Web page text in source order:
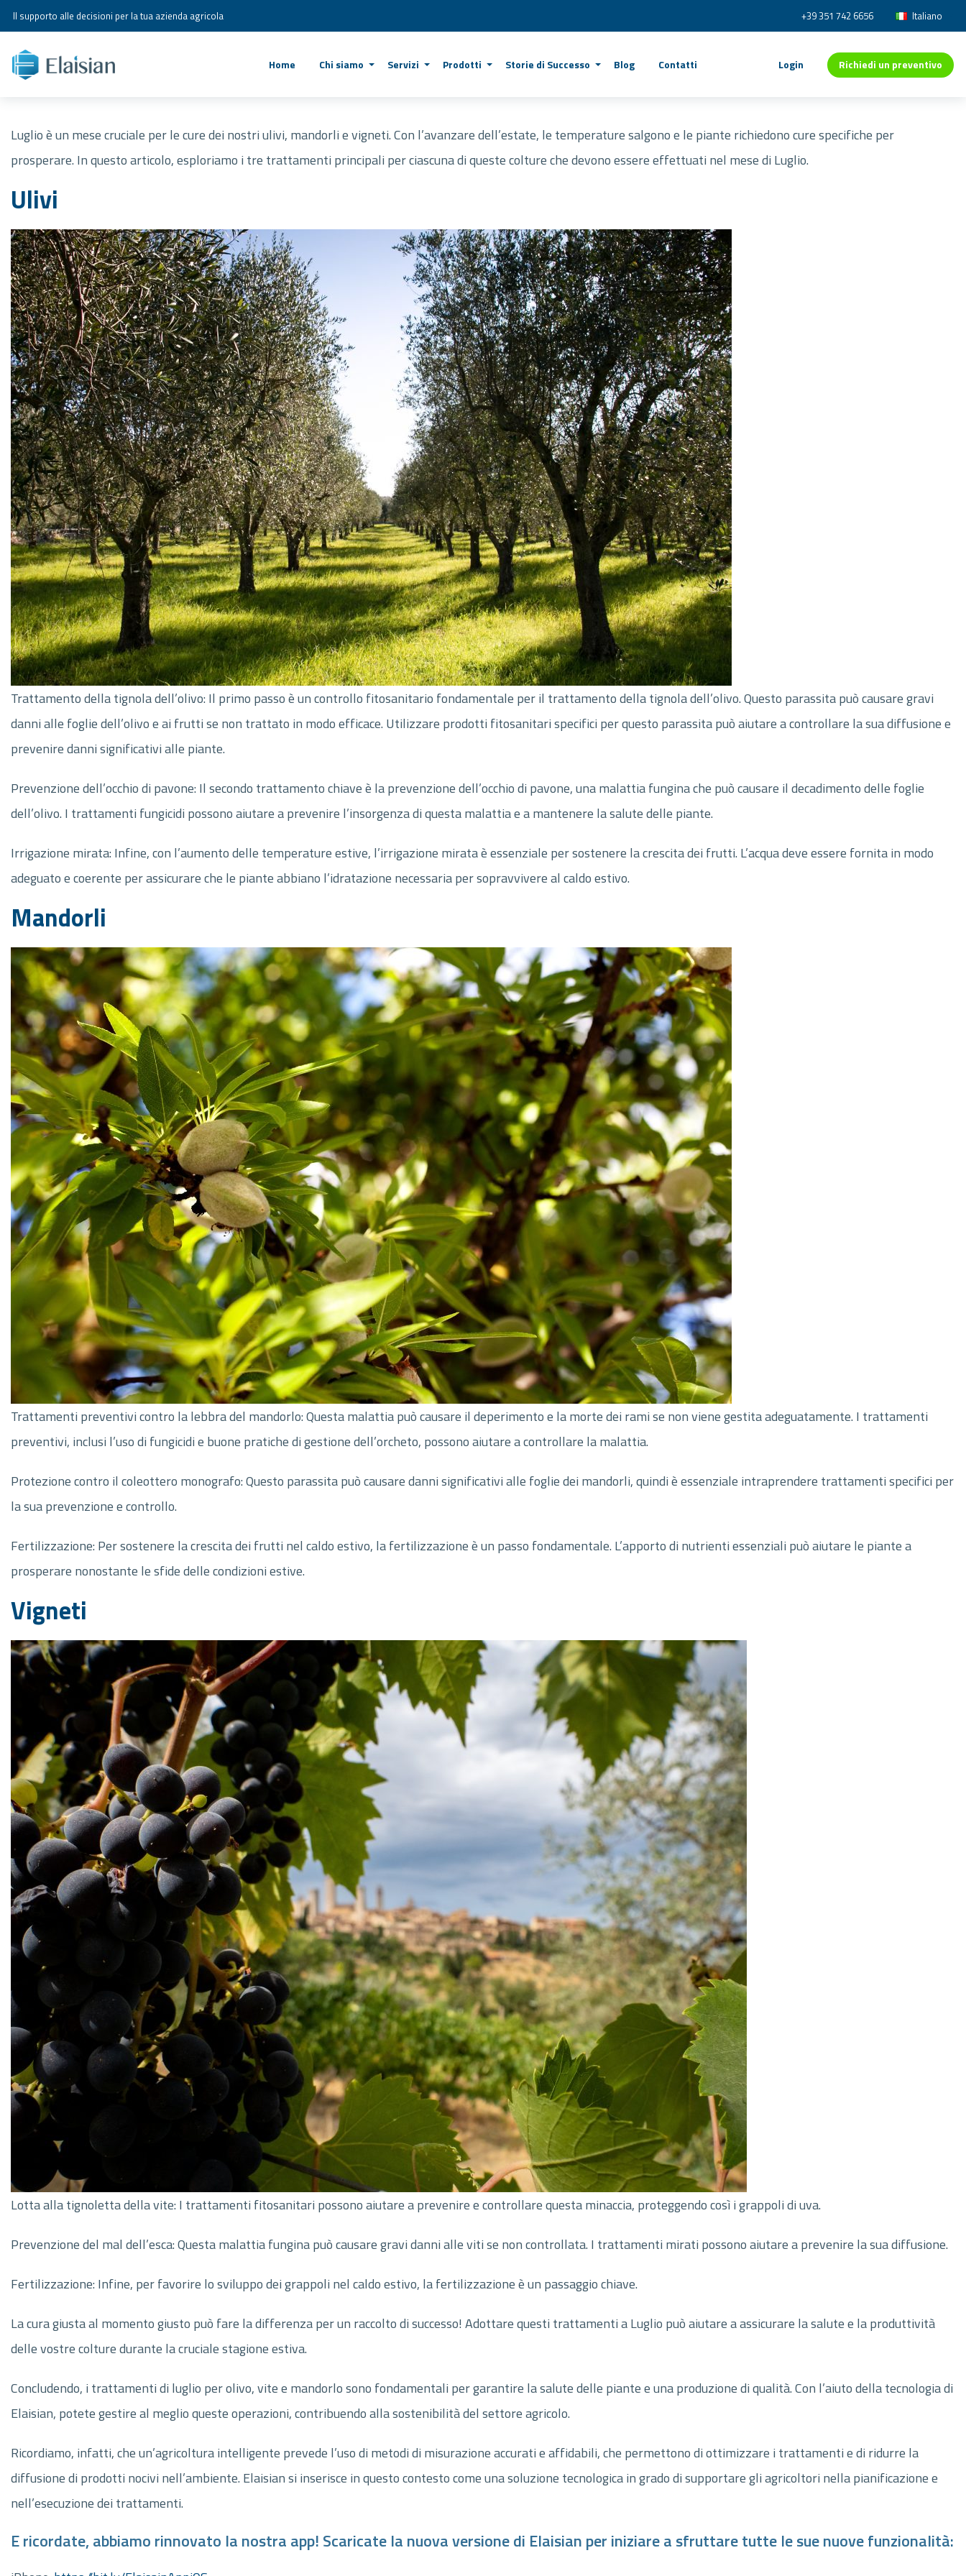
Il supporto alle decisioni per la tua azienda agricola +39 351 742 6656 Italiano
Home Chi siamo Servizi Prodotti Storie di Successo Blog Contatti Login Richiedi un preventivo
Luglio è un mese cruciale per le cure dei nostri ulivi, mandorli e vigneti. Con l’avanzare dell’estate, le temperature salgono e le piante richiedono cure specifiche per
prosperare. In questo articolo, esploriamo i tre trattamenti principali per ciascuna di queste colture che devono essere effettuati nel mese di Luglio.
Ulivi
Trattamento della tignola dell’olivo: Il primo passo è un controllo fitosanitario fondamentale per il trattamento della tignola dell’olivo. Questo parassita può causare gravi
danni alle foglie dell’olivo e ai frutti se non trattato in modo efficace. Utilizzare prodotti fitosanitari specifici per questo parassita può aiutare a controllare la sua diffusione e
prevenire danni significativi alle piante.
Prevenzione dell’occhio di pavone: Il secondo trattamento chiave è la prevenzione dell’occhio di pavone, una malattia fungina che può causare il decadimento delle foglie
dell’olivo. I trattamenti fungicidi possono aiutare a prevenire l’insorgenza di questa malattia e a mantenere la salute delle piante.
Irrigazione mirata: Infine, con l’aumento delle temperature estive, l’irrigazione mirata è essenziale per sostenere la crescita dei frutti. L’acqua deve essere fornita in modo
adeguato e coerente per assicurare che le piante abbiano l’idratazione necessaria per sopravvivere al caldo estivo.
Mandorli
Trattamenti preventivi contro la lebbra del mandorlo: Questa malattia può causare il deperimento e la morte dei rami se non viene gestita adeguatamente. I trattamenti
preventivi, inclusi l’uso di fungicidi e buone pratiche di gestione dell’orcheto, possono aiutare a controllare la malattia.
Protezione contro il coleottero monografo: Questo parassita può causare danni significativi alle foglie dei mandorli, quindi è essenziale intraprendere trattamenti specifici per
la sua prevenzione e controllo.
Fertilizzazione: Per sostenere la crescita dei frutti nel caldo estivo, la fertilizzazione è un passo fondamentale. L’apporto di nutrienti essenziali può aiutare le piante a
prosperare nonostante le sfide delle condizioni estive.
Vigneti
Lotta alla tignoletta della vite: I trattamenti fitosanitari possono aiutare a prevenire e controllare questa minaccia, proteggendo così i grappoli di uva.
Prevenzione del mal dell’esca: Questa malattia fungina può causare gravi danni alle viti se non controllata. I trattamenti mirati possono aiutare a prevenire la sua diffusione.
Fertilizzazione: Infine, per favorire lo sviluppo dei grappoli nel caldo estivo, la fertilizzazione è un passaggio chiave.
La cura giusta al momento giusto può fare la differenza per un raccolto di successo! Adottare questi trattamenti a Luglio può aiutare a assicurare la salute e la produttività
delle vostre colture durante la cruciale stagione estiva.
Concludendo, i trattamenti di luglio per olivo, vite e mandorlo sono fondamentali per garantire la salute delle piante e una produzione di qualità. Con l’aiuto della tecnologia di
Elaisian, potete gestire al meglio queste operazioni, contribuendo alla sostenibilità del settore agricolo.
Ricordiamo, infatti, che un’agricoltura intelligente prevede l’uso di metodi di misurazione accurati e affidabili, che permettono di ottimizzare i trattamenti e di ridurre la
diffusione di prodotti nocivi nell’ambiente. Elaisian si inserisce in questo contesto come una soluzione tecnologica in grado di supportare gli agricoltori nella pianificazione e
nell’esecuzione dei trattamenti.
E ricordate, abbiamo rinnovato la nostra app! Scaricate la nuova versione di Elaisian per iniziare a sfruttare tutte le sue nuove funzionalità: